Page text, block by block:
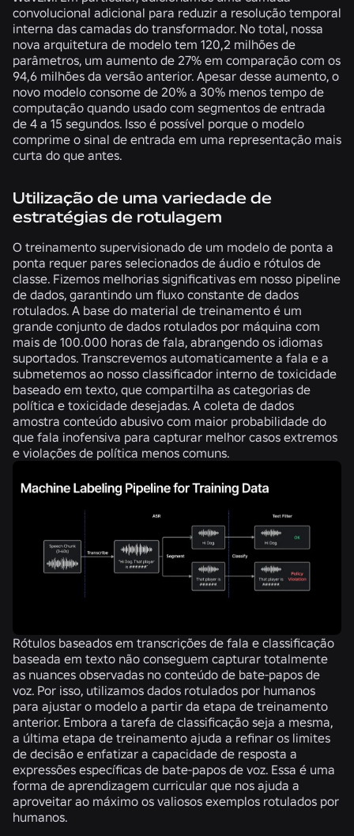
convolucional adicional para reduzir a resolução temporal
interna das camadas do transformador. No total, nossa
nova arquitetura de modelo tem 120,2 milhões de
parâmetros, um aumento de 27% em comparação com os
94,6 milhões da versão anterior. Apesar desse aumento, o
novo modelo consome de 20% a 30% menos tempo de
computação quando usado com segmentos de entrada
de 4 a 15 segundos. Isso é possível porque o modelo
comprime o sinal de entrada em uma representação mais
curta do que antes.
Utilização de uma variedade de
estratégias de rotulagem
O treinamento supervisionado de um modelo de ponta a
ponta requer pares selecionados de áudio e rótulos de
classe. Fizemos melhorias significativas em nosso pipeline
de dados, garantindo um fluxo constante de dados
rotulados. A base do material de treinamento é um
grande conjunto de dados rotulados por máquina com
mais de 100.000 horas de fala, abrangendo os idiomas
suportados. Transcrevemos automaticamente a fala e a
submetemos ao nosso classificador interno de toxicidade
baseado em texto, que compartilha as categorias de
política e toxicidade desejadas. A coleta de dados
amostra conteúdo abusivo com maior probabilidade do
que fala inofensiva para capturar melhor casos extremos
e violações de política menos comuns.
Rótulos baseados em transcrições de fala e classificação
baseada em texto não conseguem capturar totalmente
as nuances observadas no conteúdo de bate-papos de
voz. Por isso, utilizamos dados rotulados por humanos
para ajustar o modelo a partir da etapa de treinamento
anterior. Embora a tarefa de classificação seja a mesma,
a última etapa de treinamento ajuda a refinar os limites
de decisão e enfatizar a capacidade de resposta a
expressões específicas de bate-papos de voz. Essa é uma
forma de aprendizagem curricular que nos ajuda a
aproveitar ao máximo os valiosos exemplos rotulados por
humanos.